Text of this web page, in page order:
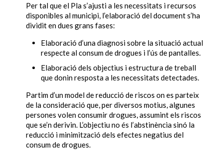
Per tal que el Pla s’ajusti a les necessitats i recursos
disponibles al municipi, l’elaboració del document s’ha
dividit en dues grans fases:
Elaboració d’una diagnosi sobre la situació actual
respecte al consum de drogues i l’ús de pantalles.
Elaboració dels objectius i estructura de treball
que donin resposta a les necessitats detectades.
Partim d’un model de reducció de riscos on es parteix
de la consideració que, per diversos motius, algunes
persones volen consumir drogues, assumint els riscos
que se’n derivin. L’objectiu no és l’abstinència sinó la
reducció i minimització dels efectes negatius del
consum de drogues.